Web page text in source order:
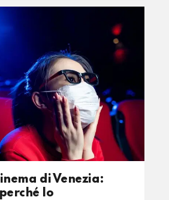
di Venezia:
lo